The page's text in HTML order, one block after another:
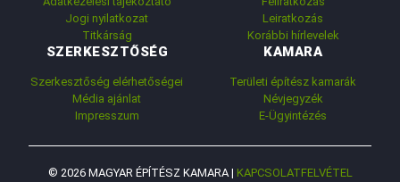
Jogi nyilatkozat
Titkárság
Leiratkozás
Korábbi hírlevelek
SZERKESZTŐSÉG
Szerkesztőség elérhetőségei
Média ajánlat
Impresszum
KAMARA
Területi építész kamarák
Névjegyzék
E-Ügyintézés
© 2026 MAGYAR ÉPÍTÉSZ KAMARA | KAPCSOLATFELVÉTEL